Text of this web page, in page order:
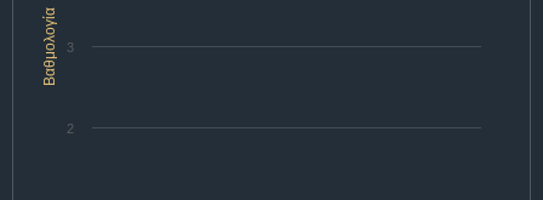
Βαθμολογία
2
3